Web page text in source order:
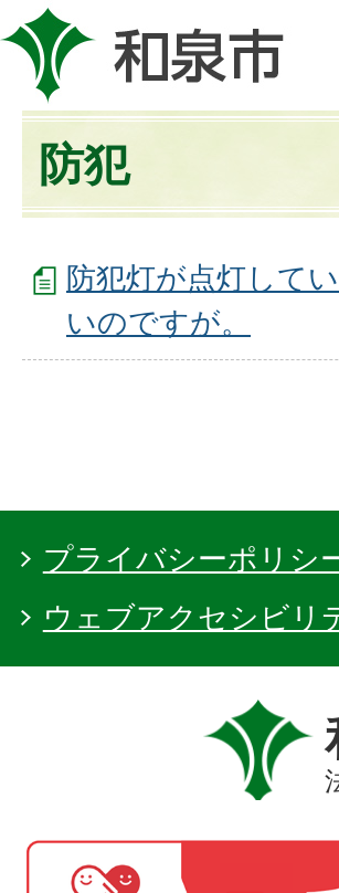
防犯
防犯灯が点灯して
いのですが。
プライバシーポリシ
ウェブアクセシビリ